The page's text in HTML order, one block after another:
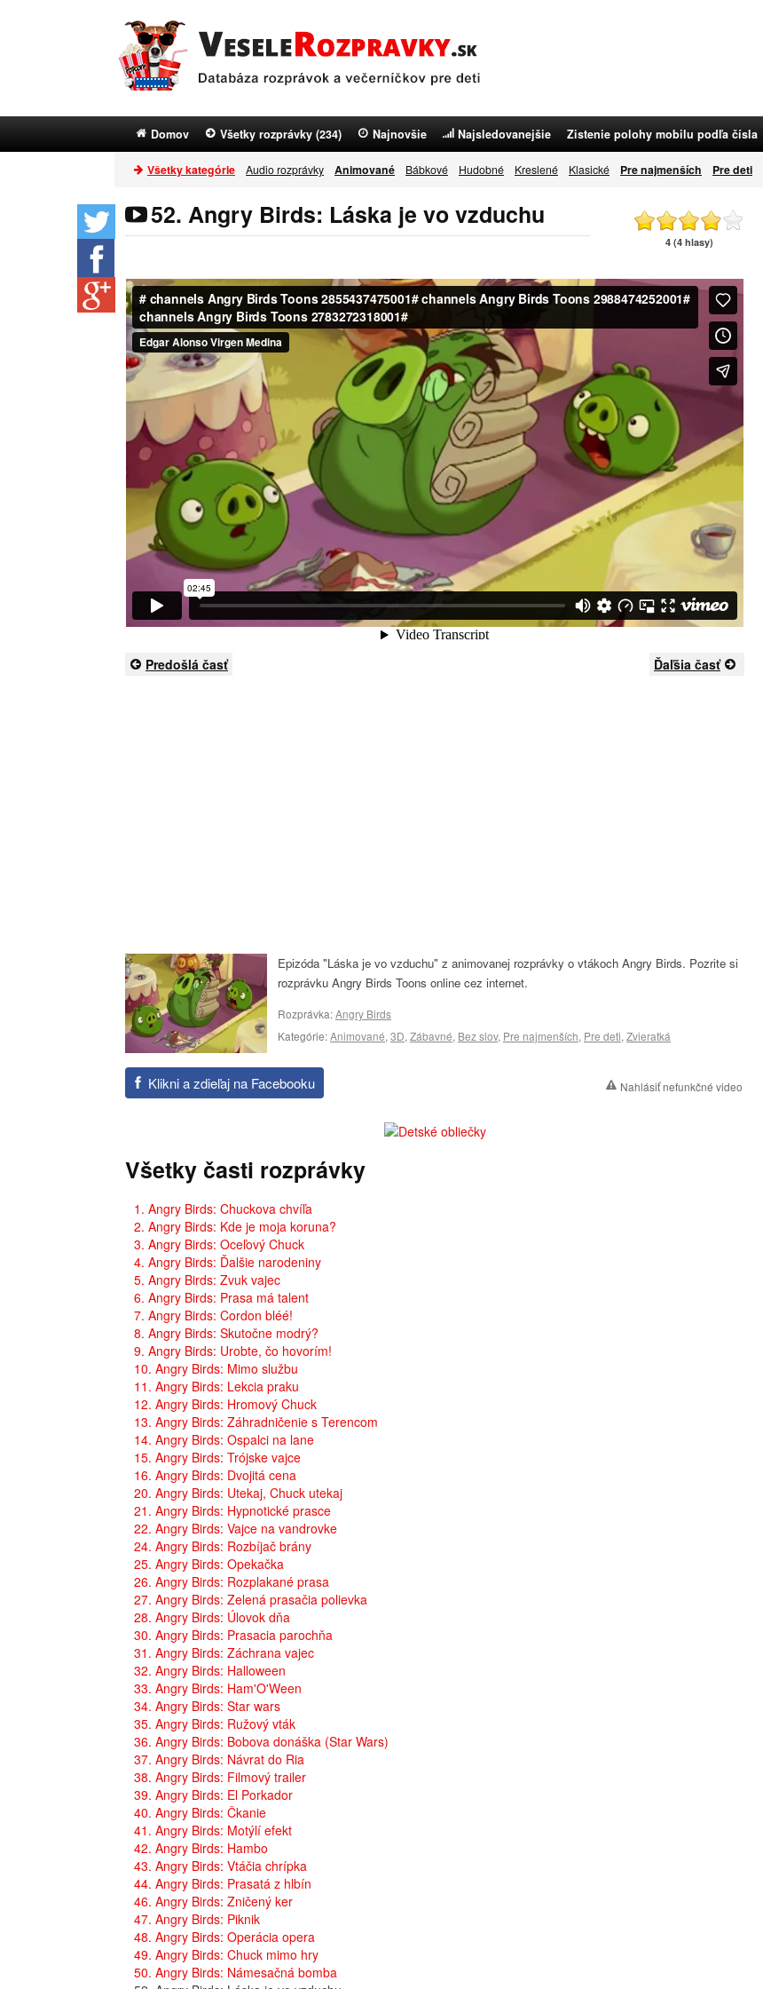
Domov Všetky rozprávky (234) Najnovšie Najsledovanejšie Zistenie polohy mobilu podľa čísla
Všetky kategórie Audio rozprávky Animované Bábkové Hudobné Kreslené Klasické Pre najmenších Pre deti
52. Angry Birds: Láska je vo vzduchu
4 (4 hlasy)
Predošlá časť Ďaľšia časť
Epizóda "Láska je vo vzduchu" z animovanej rozprávky o vtákoch Angry Birds. Pozrite si
rozprávku Angry Birds Toons online cez internet.
Rozprávka:Angry Birds
Kategórie:Animované, 3D, Zábavné, Bez slov, Pre najmenších, Pre deti, Zvieratká
Klikni a zdieľaj na Facebooku Nahlásiť nefunkčné video
Všetky časti rozprávky
1. Angry Birds: Chuckova chvíľa
2. Angry Birds: Kde je moja koruna?
3. Angry Birds: Oceľový Chuck
4. Angry Birds: Ďalšie narodeniny
5. Angry Birds: Zvuk vajec
6. Angry Birds: Prasa má talent
7. Angry Birds: Cordon bléé!
8. Angry Birds: Skutočne modrý?
9. Angry Birds: Urobte, čo hovorím!
10. Angry Birds: Mimo službu
11. Angry Birds: Lekcia praku
12. Angry Birds: Hromový Chuck
13. Angry Birds: Záhradničenie s Terencom
14. Angry Birds: Ospalci na lane
15. Angry Birds: Trójske vajce
16. Angry Birds: Dvojitá cena
20. Angry Birds: Utekaj, Chuck utekaj
21. Angry Birds: Hypnotické prasce
22. Angry Birds: Vajce na vandrovke
24. Angry Birds: Rozbíjač brány
25. Angry Birds: Opekačka
26. Angry Birds: Rozplakané prasa
27. Angry Birds: Zelená prasačia polievka
28. Angry Birds: Úlovok dňa
30. Angry Birds: Prasacia parochňa
31. Angry Birds: Záchrana vajec
32. Angry Birds: Halloween
33. Angry Birds: Ham'O'Ween
34. Angry Birds: Star wars
35. Angry Birds: Ružový vták
36. Angry Birds: Bobova donáška (Star Wars)
37. Angry Birds: Návrat do Ria
38. Angry Birds: Filmový trailer
39. Angry Birds: El Porkador
40. Angry Birds: Čkanie
41. Angry Birds: Motýlí efekt
42. Angry Birds: Hambo
43. Angry Birds: Vtáčia chrípka
44. Angry Birds: Prasatá z hlbín
46. Angry Birds: Zničený ker
47. Angry Birds: Piknik
48. Angry Birds: Operácia opera
49. Angry Birds: Chuck mimo hry
50. Angry Birds: Námesačná bomba